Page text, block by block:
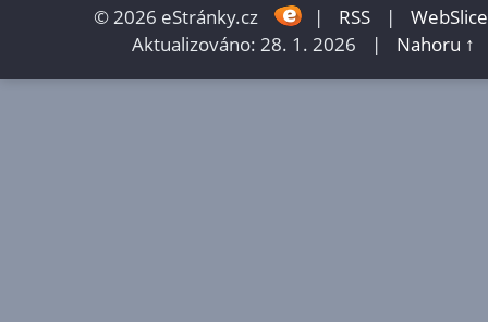
© 2026 eStránky.cz | RSS |
WebSlice
Aktualizováno: 28. 1. 2026
| Nahoru ↑